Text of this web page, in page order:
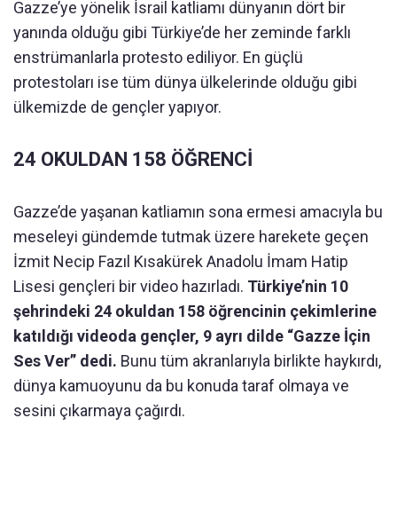
Gazze’ye yönelik İsrail katliamı dünyanın dört bir
yanında olduğu gibi Türkiye’de her zeminde farklı
enstrümanlarla protesto ediliyor. En güçlü
protestoları ise tüm dünya ülkelerinde olduğu gibi
ülkemizde de gençler yapıyor.
24 OKULDAN 158 ÖĞRENCİ
Gazze’de yaşanan katliamın sona ermesi amacıyla bu
meseleyi gündemde tutmak üzere harekete geçen
İzmit Necip Fazıl Kısakürek Anadolu İmam Hatip
Lisesi gençleri bir video hazırladı. Türkiye’nin 10
şehrindeki 24 okuldan 158 öğrencinin çekimlerine
katıldığı videoda gençler, 9 ayrı dilde “Gazze İçin
Ses Ver” dedi. Bunu tüm akranlarıyla birlikte haykırdı,
dünya kamuoyunu da bu konuda taraf olmaya ve
sesini çıkarmaya çağırdı.